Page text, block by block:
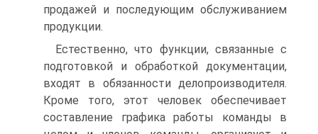
продажей и последующим обслуживанием
продукции.
Естественно, что функции, связанные с
подготовкой и обработкой документации,
входят в обязанности делопроизводителя.
Кроме того, этот человек обеспечивает
составление графика работы команды в